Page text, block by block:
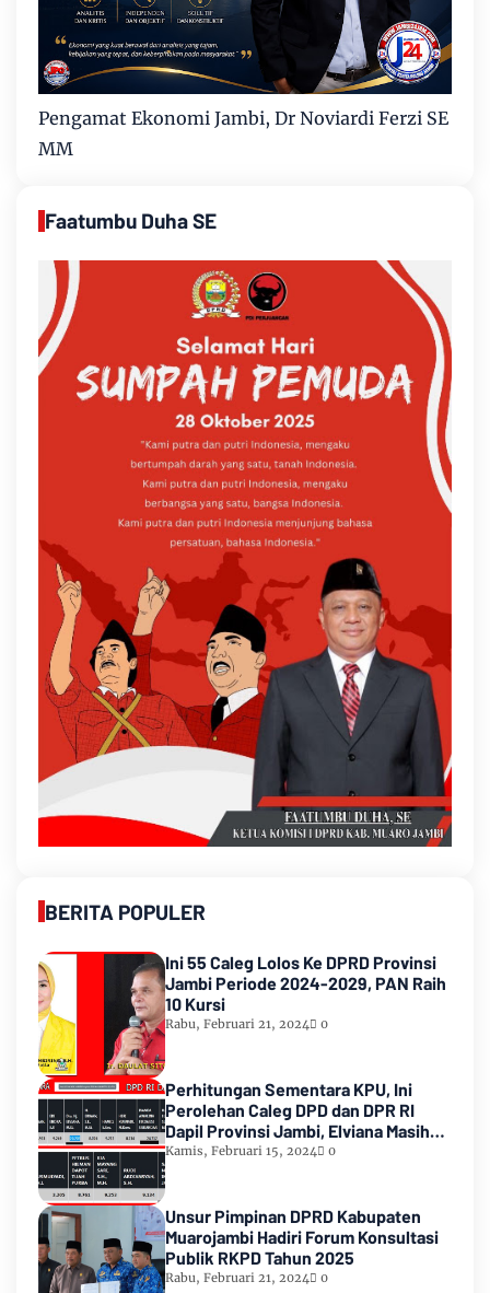
Pengamat Ekonomi Jambi, Dr Noviardi Ferzi SE
MM
Faatumbu Duha SE
BERITA POPULER
Ini 55 Caleg Lolos Ke DPRD Provinsi
Jambi Periode 2024-2029, PAN Raih
10 Kursi
Rabu, Februari 21, 2024 0
Perhitungan Sementara KPU, Ini
Perolehan Caleg DPD dan DPR RI
Dapil Provinsi Jambi, Elviana Masih
Urutan Kedua Teratas
Kamis, Februari 15, 2024 0
Unsur Pimpinan DPRD Kabupaten
Muarojambi Hadiri Forum Konsultasi
Publik RKPD Tahun 2025
Rabu, Februari 21, 2024 0